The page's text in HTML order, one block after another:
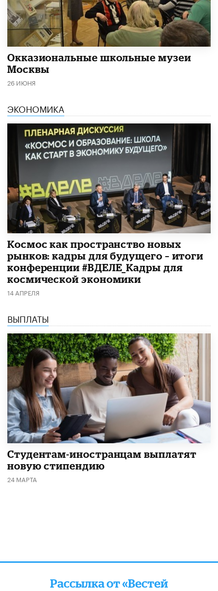
​Окказиональные школьные музеи
Москвы
26 ИЮНЯ
ЭКОНОМИКА
Космос как пространство новых
рынков: кадры для будущего – итоги
конференции #ВДЕЛЕ_Кадры для
космической экономики
14 АПРЕЛЯ
ВЫПЛАТЫ
Студентам-иностранцам выплатят
новую стипендию
24 МАРТА
Рассылка от «Вестей